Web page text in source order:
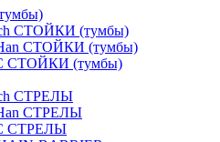
СТОЙКИ (тумбы)
СТОЙКИ (тумбы)
СТОЙКИ (тумбы)
СТРЕЛЫ
СТРЕЛЫ
СТРЕЛЫ